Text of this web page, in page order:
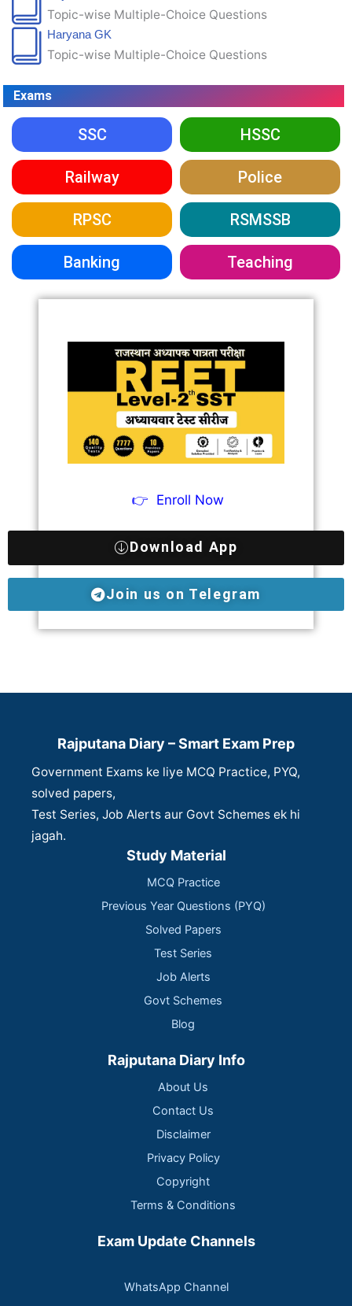
Topic-wise Multiple-Choice Questions
Haryana GK
Topic-wise Multiple-Choice Questions
Exams
SSC HSSC
Railway Police
RPSC RSMSSB
Banking Teaching
👉 Enroll Now
Download App
Join us on Telegram
Rajputana Diary – Smart Exam Prep
Government Exams ke liye MCQ Practice, PYQ,
solved papers,
Test Series, Job Alerts aur Govt Schemes ek hi
jagah.
Study Material
MCQ Practice
Previous Year Questions (PYQ)
Solved Papers
Test Series
Job Alerts
Govt Schemes
Blog
Rajputana Diary Info
About Us
Contact Us
Disclaimer
Privacy Policy
Copyright
Terms & Conditions
Exam Update Channels
WhatsApp Channel